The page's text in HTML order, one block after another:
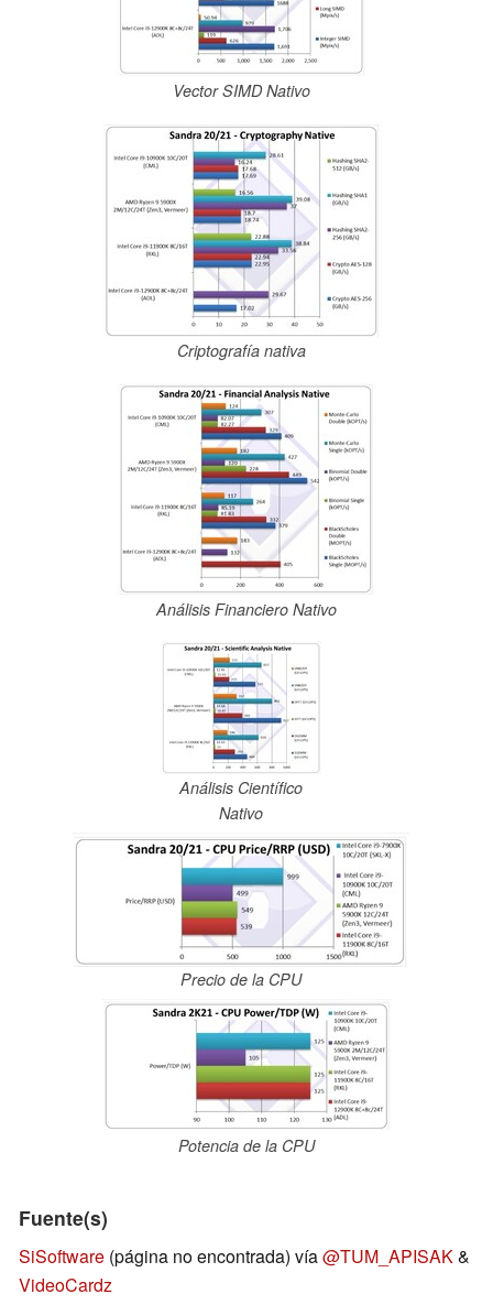
Vector SIMD Nativo
Criptografía nativa
Análisis Financiero Nativo
Análisis Científico
Nativo
Precio de la CPU
Potencia de la CPU
Fuente(s)
SiSoftware (página no encontrada) vía@TUM_APISAK&
VideoCardz